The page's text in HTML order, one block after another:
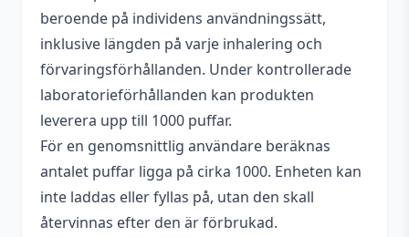
beroende på individens användningssätt,
inklusive längden på varje inhalering och
förvaringsförhållanden. Under kontrollerade
laboratorieförhållanden kan produkten
leverera upp till 1000 puffar.
För en genomsnittlig användare beräknas
antalet puffar ligga på cirka 1000. Enheten kan
inte laddas eller fyllas på, utan den skall
återvinnas efter den är förbrukad.